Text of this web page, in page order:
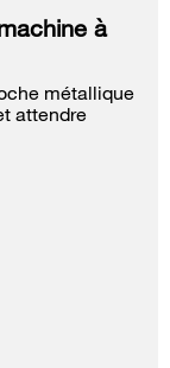
à
métallique
attendre